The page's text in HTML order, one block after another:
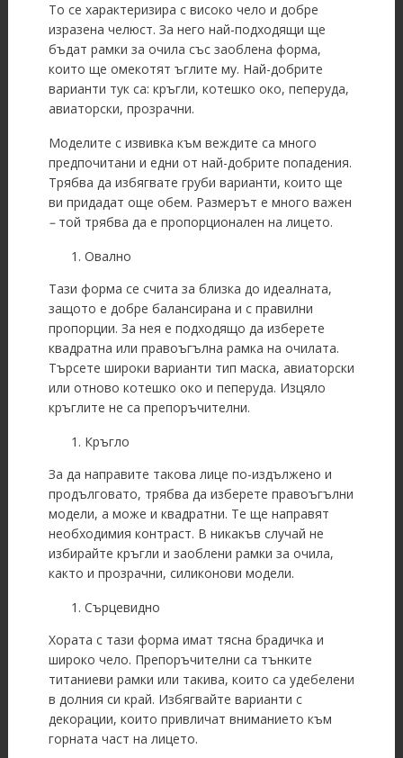
То се характеризира с високо чело и добре
изразена челюст. За него най-подходящи ще
бъдат рамки за очила със заоблена форма,
които ще омекотят ъглите му. Най-добрите
варианти тук са: кръгли, котешко око, пеперуда,
авиаторски, прозрачни.
Моделите с извивка към веждите са много
предпочитани и едни от най-добрите попадения.
Трябва да избягвате груби варианти, които ще
ви придадат още обем. Размерът е много важен
– той трябва да е пропорционален на лицето.
Овално
Тази форма се счита за близка до идеалната,
защото е добре балансирана и с правилни
пропорции. За нея е подходящо да изберете
квадратна или правоъгълна рамка на очилата.
Търсете широки варианти тип маска, авиаторски
или отново котешко око и пеперуда. Изцяло
кръглите не са препоръчителни.
Кръгло
За да направите такова лице по-издължено и
продълговато, трябва да изберете правоъгълни
модели, а може и квадратни. Те ще направят
необходимия контраст. В никакъв случай не
избирайте кръгли и заоблени рамки за очила,
както и прозрачни, силиконови модели.
Сърцевидно
Хората с тази форма имат тясна брадичка и
широко чело. Препоръчителни са тънките
титаниеви рамки или такива, които са удебелени
в долния си край. Избягвайте варианти с
декорации, които привличат вниманието към
горната част на лицето.